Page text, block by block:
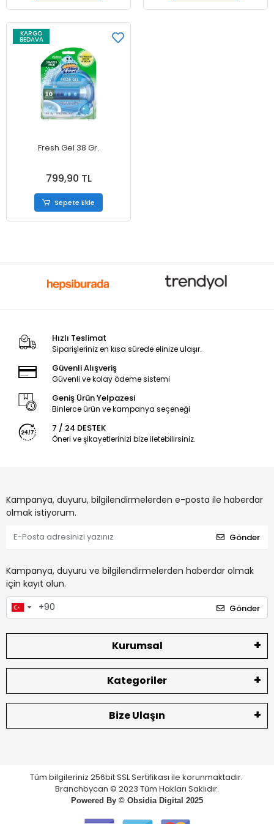
KARGO
BEDAVA
Fresh Gel 38 Gr.
799,90 TL
Sepete Ekle
Hızlı Teslimat
Siparişleriniz en kısa sürede elinize ulaşır.
Güvenli Alışveriş
Güvenli ve kolay ödeme sistemi
Geniş Ürün Yelpazesi
Binlerce ürün ve kampanya seçeneği
7 / 24 DESTEK
Öneri ve şikayetlerinizi bize iletebilirsiniz.
Kampanya, duyuru, bilgilendirmelerden e-posta ile haberdar
olmak istiyorum.
Gönder
Kampanya, duyuru ve bilgilendirmelerden haberdar olmak
için kayıt olun.
Gönder
Kurumsal
Kategoriler
Bize Ulaşın
Tüm bilgileriniz 256bit SSL Sertifikası ile korunmaktadır.
Branchbycan © 2023 Tüm Hakları Saklıdır.
Powered By © Obsidia Digital 2025